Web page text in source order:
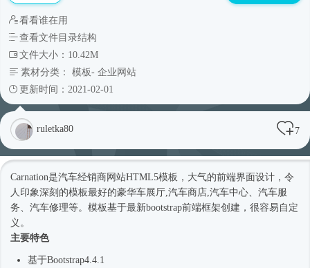
看看谁在用
查看文件目录结构
文件大小：10.42M
素材分类： 模板- 企业网站
更新时间：2021-02-01
ruletka80 7
Carnation是汽车经销商网站HTML5模板 ，大气的前端界面设计，令
人印象深刻的模板最好的豪华车展厅,汽车商店,汽车中心、汽车服
务、汽车修理等。模板基于最新bootstrap前端框架创建，很容易自定
义。
主要特色
基于Bootstrap4 .4.1